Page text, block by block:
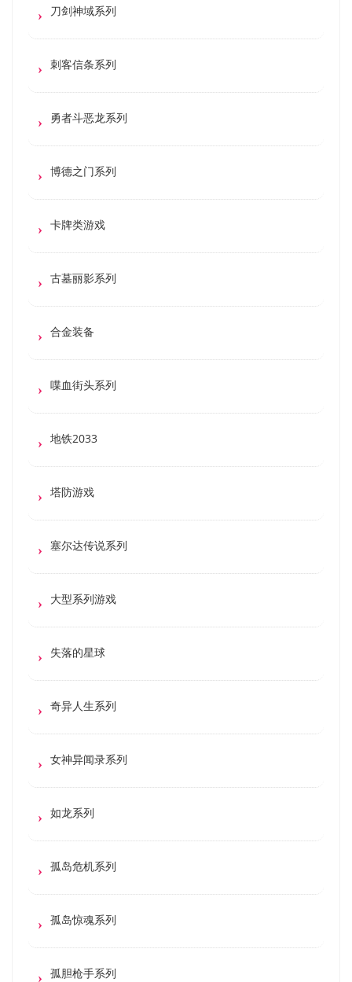
刀剑神域系列
刺客信条系列
勇者斗恶龙系列
博德之门系列
卡牌类游戏
古墓丽影系列
合金装备
喋血街头系列
地铁2033
塔防游戏
塞尔达传说系列
大型系列游戏
失落的星球
奇异人生系列
女神异闻录系列
如龙系列
孤岛危机系列
孤岛惊魂系列
孤胆枪手系列